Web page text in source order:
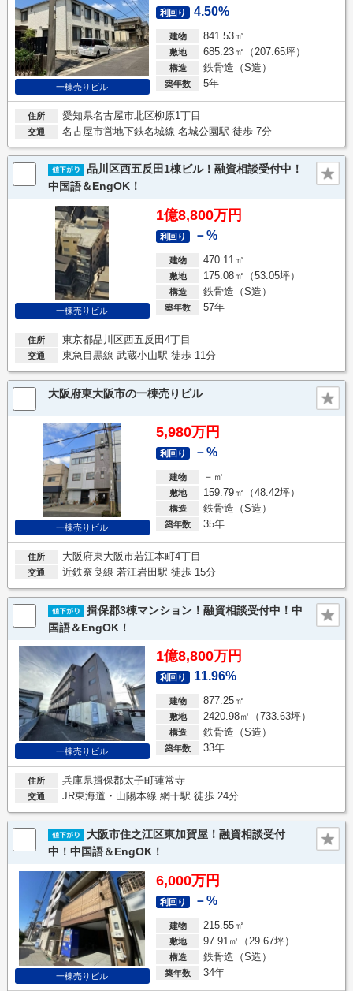
一棟売りビル
利回り 4.50%
建物 841.53㎡
敷地 685.23㎡（207.65坪）
構造 鉄骨造（S造）
築年数 5年
住所 愛知県名古屋市北区柳原1丁目
交通 名古屋市営地下鉄名城線 名城公園駅 徒歩 7分
品川区西五反田1棟ビル！融資相談受付中！
中国語＆EngOK！
一棟売りビル
1億8,800万円
利回り －%
建物 470.11㎡
敷地 175.08㎡（53.05坪）
構造 鉄骨造（S造）
築年数 57年
住所 東京都品川区西五反田4丁目
交通 東急目黒線 武蔵小山駅 徒歩 11分
大阪府東大阪市の一棟売りビル
一棟売りビル
5,980万円
利回り －%
建物 －㎡
敷地 159.79㎡（48.42坪）
構造 鉄骨造（S造）
築年数 35年
住所 大阪府東大阪市若江本町4丁目
交通 近鉄奈良線 若江岩田駅 徒歩 15分
揖保郡3棟マンション！融資相談受付中！中
国語＆EngOK！
一棟売りビル
1億8,800万円
利回り 11.96%
建物 877.25㎡
敷地 2420.98㎡（733.63坪）
構造 鉄骨造（S造）
築年数 33年
住所 兵庫県揖保郡太子町蓮常寺
交通 JR東海道・山陽本線 網干駅 徒歩 24分
大阪市住之江区東加賀屋！融資相談受付
中！中国語＆EngOK！
一棟売りビル
6,000万円
利回り －%
建物 215.55㎡
敷地 97.91㎡（29.67坪）
構造 鉄骨造（S造）
築年数 34年